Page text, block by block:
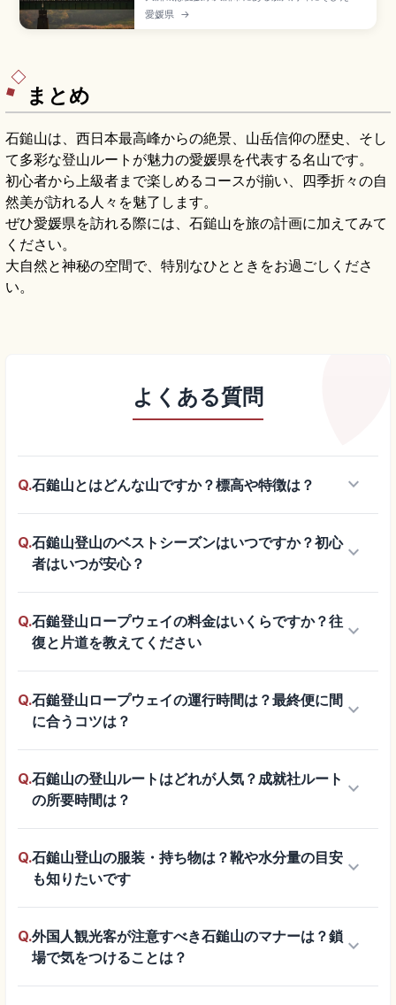
「伊予の小京都」のシンボルで、2004年に戦後
初の四重四階の木造復元天守として再建された名
愛媛県 →
まとめ
石鎚山は、西日本最高峰からの絶景、山岳信仰の歴史、そし
て多彩な登山ルートが魅力の愛媛県を代表する名山です。
初心者から上級者まで楽しめるコースが揃い、四季折々の自
然美が訪れる人々を魅了します。
ぜひ愛媛県を訪れる際には、石鎚山を旅の計画に加えてみて
ください。
大自然と神秘の空間で、特別なひとときをお過ごしくださ
い。
よくある質問
Q.石鎚山とはどんな山ですか？標高や特徴は？ keyboard_arrow_down
Q.石鎚山登山のベストシーズンはいつですか？初心
者はいつが安心？
keyboard_arrow_down
Q.石鎚登山ロープウェイの料金はいくらですか？往
復と片道を教えてください
keyboard_arrow_down
Q.石鎚登山ロープウェイの運行時間は？最終便に間
に合うコツは？
keyboard_arrow_down
Q.石鎚山の登山ルートはどれが人気？成就社ルート
の所要時間は？
keyboard_arrow_down
Q.石鎚山登山の服装・持ち物は？靴や水分量の目安
も知りたいです
keyboard_arrow_down
Q.外国人観光客が注意すべき石鎚山のマナーは？鎖
場で気をつけることは？
keyboard_arrow_down